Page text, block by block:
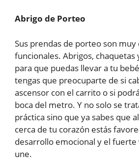
Abrigo de Porteo
Sus prendas de porteo son muy
funcionales. Abrigos,
para que puedas llevar a tu
tengas que preocuparte de si
ascensor con el carrito o si
boca del metro. Y no solo se
práctica sino que ya sabes que
cerca de tu corazón estás
desarrollo emocional y el fuerte
une.